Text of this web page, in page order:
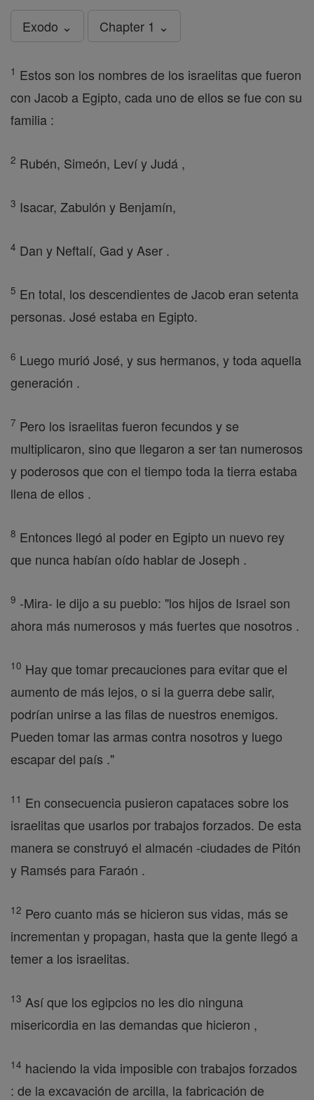
Exodo ⌄ Chapter 1 ⌄
1 Estos son los nombres de los israelitas que fueron
con Jacob a Egipto, cada uno de ellos se fue con su
familia :
2 Rubén, Simeón, Leví y Judá ,
3 Isacar, Zabulón y Benjamín,
4 Dan y Neftalí, Gad y Aser .
5 En total, los descendientes de Jacob eran setenta
personas. José estaba en Egipto.
6 Luego murió José, y sus hermanos, y toda aquella
generación .
7 Pero los israelitas fueron fecundos y se
multiplicaron, sino que llegaron a ser tan numerosos
y poderosos que con el tiempo toda la tierra estaba
llena de ellos .
8 Entonces llegó al poder en Egipto un nuevo rey
que nunca habían oído hablar de Joseph .
9 -Mira- le dijo a su pueblo: "los hijos de Israel son
ahora más numerosos y más fuertes que nosotros .
10 Hay que tomar precauciones para evitar que el
aumento de más lejos, o si la guerra debe salir,
podrían unirse a las filas de nuestros enemigos.
Pueden tomar las armas contra nosotros y luego
escapar del país ."
11 En consecuencia pusieron capataces sobre los
israelitas que usarlos por trabajos forzados. De esta
manera se construyó el almacén -ciudades de Pitón
y Ramsés para Faraón .
12 Pero cuanto más se hicieron sus vidas, más se
incrementan y propagan, hasta que la gente llegó a
temer a los israelitas.
13 Así que los egipcios no les dio ninguna
misericordia en las demandas que hicieron ,
14 haciendo la vida imposible con trabajos forzados
: de la excavación de arcilla, la fabricación de